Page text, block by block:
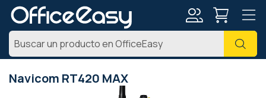
Navicom RT420 MAX